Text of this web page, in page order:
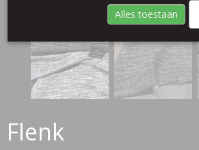
Flenk
Alles toestaan